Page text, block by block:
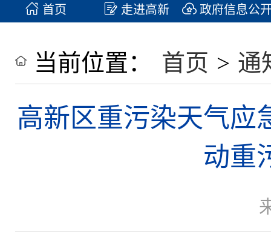
首页 走进高新 政府信息公
当前位置： 首页 > 通
高新区重污染天气应
动重